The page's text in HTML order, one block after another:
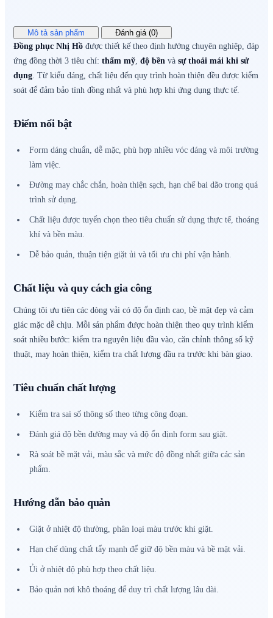
Mô tả sản phẩm
Đánh giá (0)
Đồng phục Nhị Hồ được thiết kế theo định hướng chuyên nghiệp, đáp
ứng đồng thời 3 tiêu chí: thẩm mỹ, độ bền và sự thoải mái khi sử
dụng. Từ kiểu dáng, chất liệu đến quy trình hoàn thiện đều được kiểm
soát để đảm bảo tính đồng nhất và phù hợp khi ứng dụng thực tế.
Điểm nổi bật
Form dáng chuẩn, dễ mặc, phù hợp nhiều vóc dáng và môi trường
làm việc.
Đường may chắc chắn, hoàn thiện sạch, hạn chế bai dão trong quá
trình sử dụng.
Chất liệu được tuyển chọn theo tiêu chuẩn sử dụng thực tế, thoáng
khí và bền màu.
Dễ bảo quản, thuận tiện giặt ủi và tối ưu chi phí vận hành.
Chất liệu và quy cách gia công
Chúng tôi ưu tiên các dòng vải có độ ổn định cao, bề mặt đẹp và cảm
giác mặc dễ chịu. Mỗi sản phẩm được hoàn thiện theo quy trình kiểm
soát nhiều bước: kiểm tra nguyên liệu đầu vào, căn chỉnh thông số kỹ
thuật, may hoàn thiện, kiểm tra chất lượng đầu ra trước khi bàn giao.
Tiêu chuẩn chất lượng
Kiểm tra sai số thông số theo từng công đoạn.
Đánh giá độ bền đường may và độ ổn định form sau giặt.
Rà soát bề mặt vải, màu sắc và mức độ đồng nhất giữa các sản
phẩm.
Hướng dẫn bảo quản
Giặt ở nhiệt độ thường, phân loại màu trước khi giặt.
Hạn chế dùng chất tẩy mạnh để giữ độ bền màu và bề mặt vải.
Ủi ở nhiệt độ phù hợp theo chất liệu.
Bảo quản nơi khô thoáng để duy trì chất lượng lâu dài.